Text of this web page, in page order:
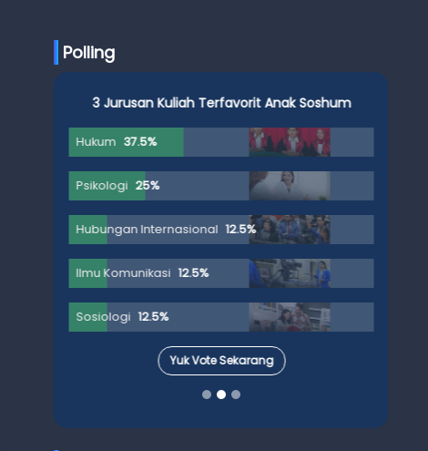
Polling
3 Jurusan Kuliah Terfavorit Anak Soshum
Hukum 37.5%
Psikologi 25%
Hubungan Internasional 12.5%
Ilmu Komunikasi 12.5%
Sosiologi 12.5%
Yuk Vote Sekarang